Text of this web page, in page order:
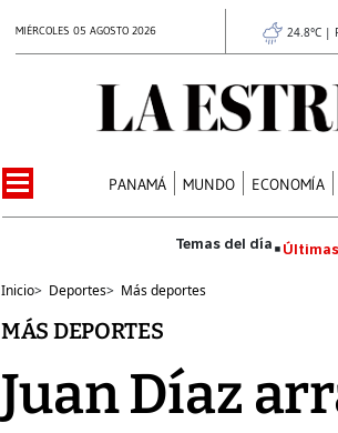
MIÉRCOLES 05 AGOSTO 2026 24.8°C |
PANAMÁ MUNDO ECONOMÍA
Inicio> Deportes> Más deportes
MÁS DEPORTES
Juan Díaz